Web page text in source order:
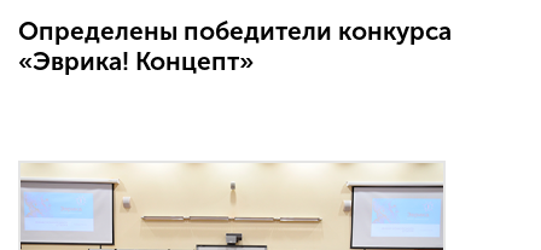
Определены победители конкурса
«Эврика! Концепт»